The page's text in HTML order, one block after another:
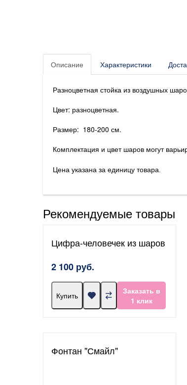
Описание Характеристики
Разноцветная стойка из воздушных
Цвет: разноцветная.
Размер: 180-200 см.
Комплектация и цвет шаров могут
Цена указана за единицу товара.
Рекомендуемые товары
Цифра-человечек из шаров
2 100 руб.
Купить
Заказать в
1 клик
Фонтан "Смайл"